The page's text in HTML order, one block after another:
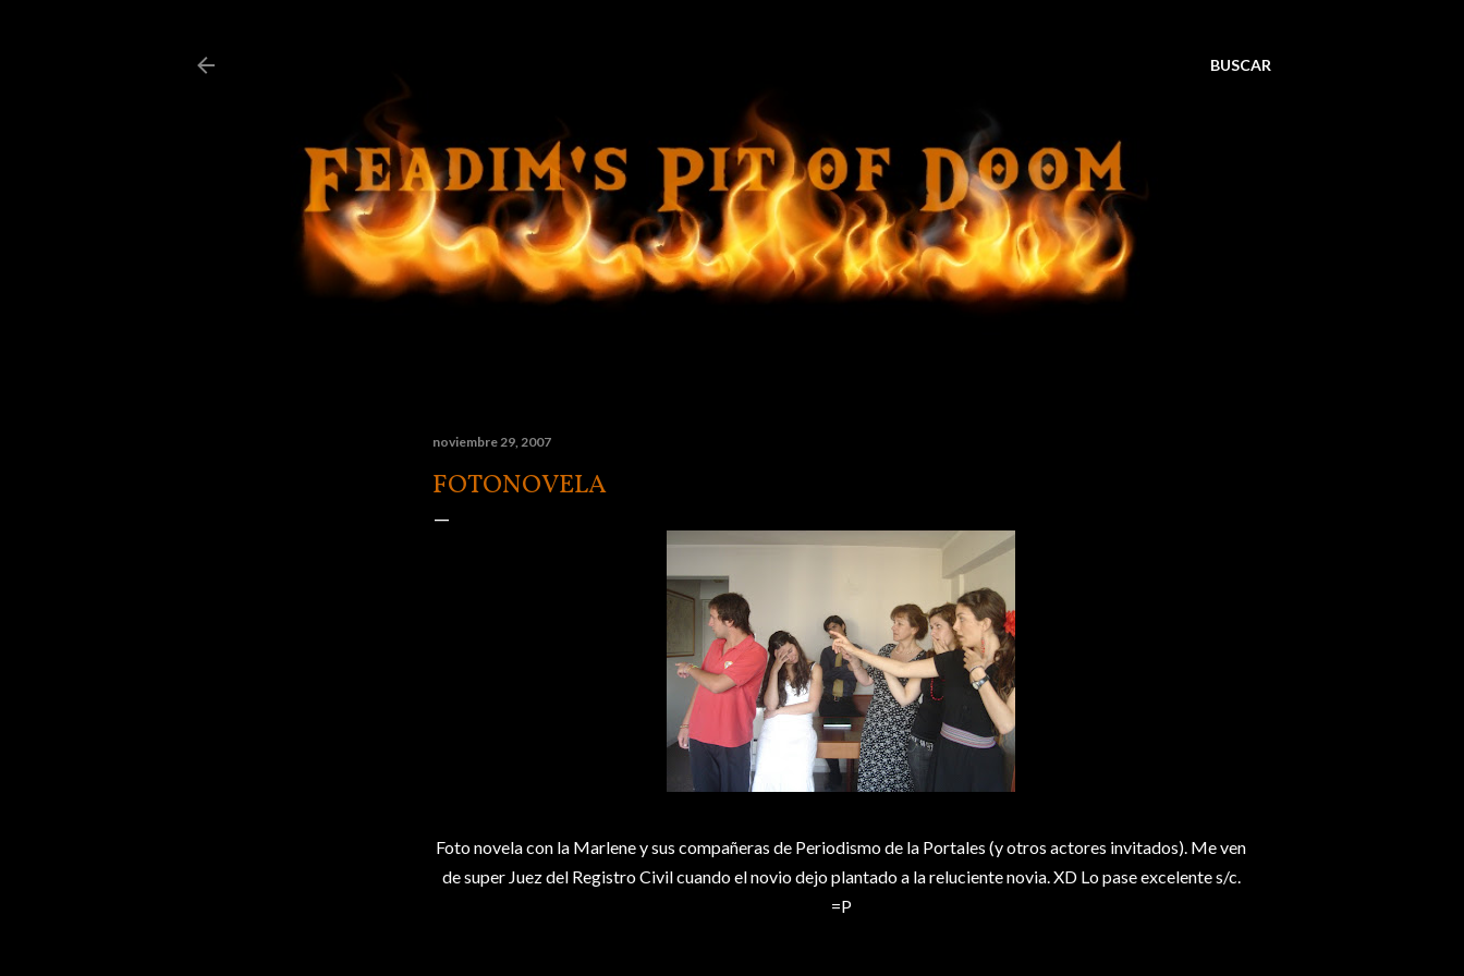
BUSCAR
noviembre 29, 2007
FOTONOVELA
Foto novelacon la Marleney sus compañeras de Periodismo de la Portales (y otros actores invitados). Me ven
desuperJuez del Registro Civil cuando el novio dejo plantado a la reluciente novia.XD Lo pase excelente s/c.
=P